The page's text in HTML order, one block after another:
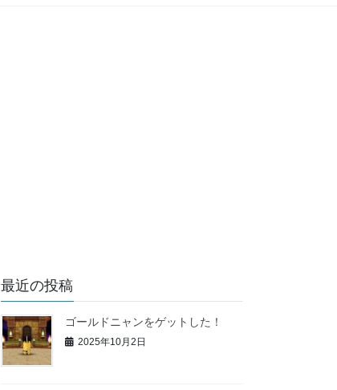
最近の投稿
ゴールドニャンをゲットした！
2025年10月2日